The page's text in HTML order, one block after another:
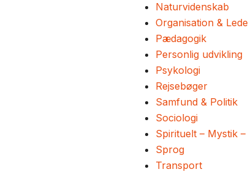
Naturvidenskab
Organisation &
Pædagogik
Personlig udvikling
Psykologi
Rejsebøger
Samfund & Politik
Sociologi
Spirituelt – Mystik
Sprog
Transport